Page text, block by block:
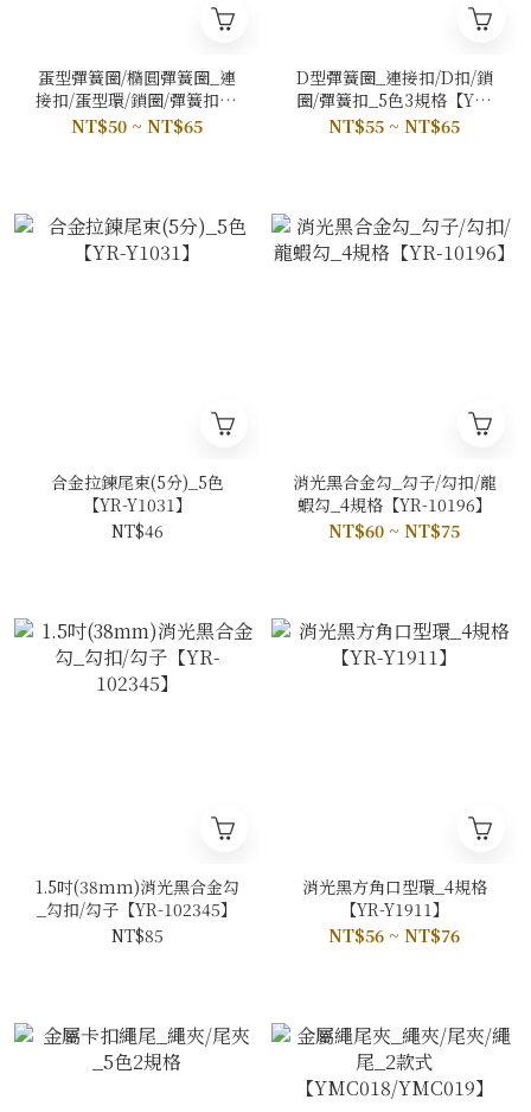
蛋型彈簧圈/橢圓彈簧圈_連
接扣/蛋型環/鎖圈/彈簧扣_5
色4規格【YR-Y1106/YR-
NT$50 ~ NT$65
D型彈簧圈_連接扣/D扣/鎖
圈/彈簧扣_5色3規格【YR-
Y1863/YR-Y1864/YR-
NT$55 ~ NT$65
合金拉鍊尾束(5分)_5色
【YR-Y1031】
NT$46
消光黑合金勾_勾子/勾扣/龍
蝦勾_4規格【YR-10196】
NT$60 ~ NT$75
1.5吋(38mm)消光黑合金勾
_勾扣/勾子【YR-102345】
NT$85
消光黑方角口型環_4規格
【YR-Y1911】
NT$56 ~ NT$76